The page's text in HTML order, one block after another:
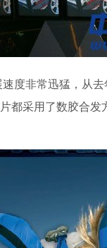
非常迅猛，从去
都采用了数胶合